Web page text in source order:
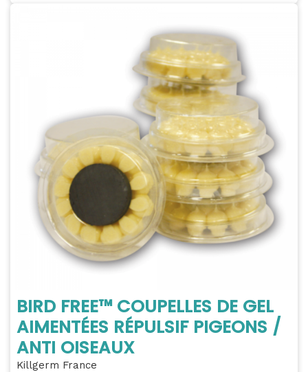
BIRD FREE™ COUPELLES DE GEL
AIMENTÉES RÉPULSIF PIGEONS /
ANTI OISEAUX
Killgerm France